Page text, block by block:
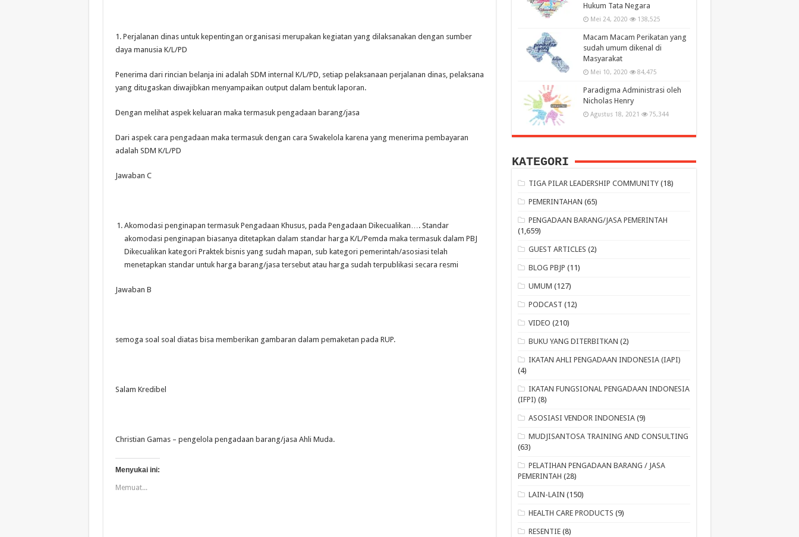
1. Perjalanan dinas untuk kepentingan organisasi merupakan kegiatan yang dilaksanakan dengan sumber
daya manusia K/L/PD
Penerima dari rincian belanja ini adalah SDM internal K/L/PD, setiap pelaksanaan perjalanan dinas, pelaksana
yang ditugaskan diwajibkan menyampaikan output dalam bentuk laporan.
Dengan melihat aspek keluaran maka termasuk pengadaan barang/jasa
Dari aspek cara pengadaan maka termasuk dengan cara Swakelola karena yang menerima pembayaran
adalah SDM K/L/PD
Jawaban C
Akomodasi penginapan termasuk Pengadaan Khusus, pada Pengadaan Dikecualikan…. Standar
akomodasi penginapan biasanya ditetapkan dalam standar harga K/L/Pemda maka termasuk dalam PBJ
Dikecualikan kategori Praktek bisnis yang sudah mapan, sub kategori pemerintah/asosiasi telah
menetapkan standar untuk harga barang/jasa tersebut atau harga sudah terpublikasi secara resmi
Jawaban B
semoga soal soal diatas bisa memberikan gambaran dalam pemaketan pada RUP.
Salam Kredibel
Christian Gamas – pengelola pengadaan barang/jasa Ahli Muda.
Menyukai ini:
Memuat...
Hukum Tata Negara
Mei 24, 2020 138,525
Macam Macam Perikatan yang
sudah umum dikenal di
Masyarakat
Mei 10, 2020 84,475
Paradigma Administrasi oleh
Nicholas Henry
Agustus 18, 2021 75,344
KATEGORI
TIGA PILAR LEADERSHIP COMMUNITY (18)
PEMERINTAHAN (65)
PENGADAAN BARANG/JASA PEMERINTAH
(1,659)
GUEST ARTICLES (2)
BLOG PBJP (11)
UMUM (127)
PODCAST (12)
VIDEO (210)
BUKU YANG DITERBITKAN (2)
IKATAN AHLI PENGADAAN INDONESIA (IAPI)
(4)
IKATAN FUNGSIONAL PENGADAAN INDONESIA
(IFPI) (8)
ASOSIASI VENDOR INDONESIA (9)
MUDJISANTOSA TRAINING AND CONSULTING
(63)
PELATIHAN PENGADAAN BARANG / JASA
PEMERINTAH (28)
LAIN-LAIN (150)
HEALTH CARE PRODUCTS (9)
RESENTIE (8)